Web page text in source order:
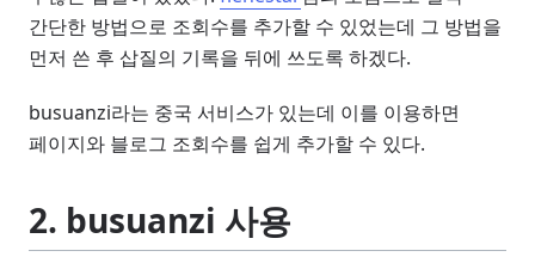
간단한 방법으로 조회수를 추가할 수 있었는데 그 방법을
먼저 쓴 후 삽질의 기록을 뒤에 쓰도록 하겠다.
busuanzi라는 중국 서비스가 있는데 이를 이용하면
페이지와 블로그 조회수를 쉽게 추가할 수 있다.
2. busuanzi 사용